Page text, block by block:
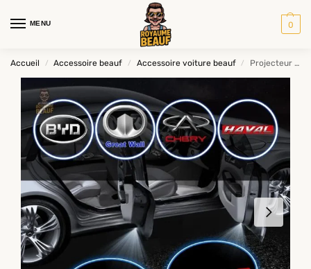
MENU 0
Accueil / Accessoire beauf / Accessoire voiture beauf / Projecteur Logo DIACA